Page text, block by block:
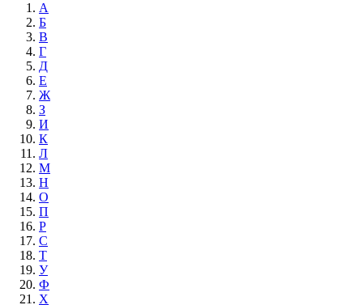
А
Б
В
Г
Д
Е
Ж
З
И
К
Л
М
Н
О
П
Р
С
Т
У
Ф
Х